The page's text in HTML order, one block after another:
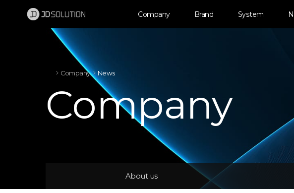
Company Brand System
Company News
Company
About us